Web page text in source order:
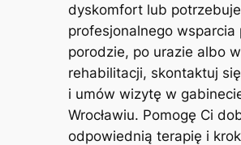
dyskomfort lub
profesjonalnego wsparcia
porodzie, po urazie albo
rehabilitacji, skontaktuj
i umów wizytę w
Wrocławiu. Pomogę Ci
odpowiednią terapię i